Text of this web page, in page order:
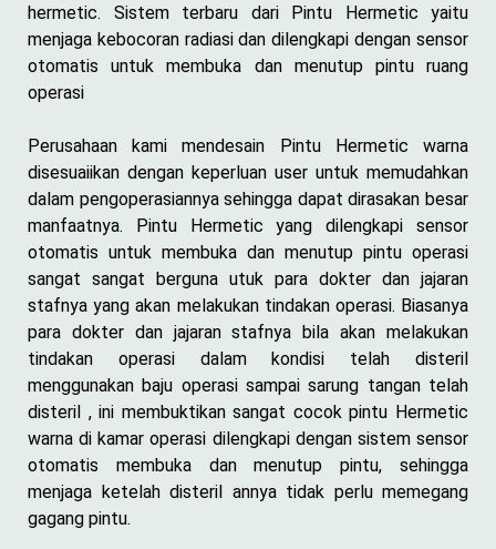
hermetic. Sistem terbaru dari Pintu Hermetic yaitu
menjaga kebocoran radiasi dan dilengkapi dengan sensor
otomatis untuk membuka dan menutup pintu ruang
operasi
Perusahaan kami mendesain Pintu Hermetic warna
disesuaiikan dengan keperluan user untuk memudahkan
dalam pengoperasiannya sehingga dapat dirasakan besar
manfaatnya. Pintu Hermetic yang dilengkapi sensor
otomatis untuk membuka dan menutup pintu operasi
sangat sangat berguna utuk para dokter dan jajaran
stafnya yang akan melakukan tindakan operasi. Biasanya
para dokter dan jajaran stafnya bila akan melakukan
tindakan operasi dalam kondisi telah disteril
menggunakan baju operasi sampai sarung tangan telah
disteril , ini membuktikan sangat cocok pintu Hermetic
warna di kamar operasi dilengkapi dengan sistem sensor
otomatis membuka dan menutup pintu, sehingga
menjaga ketelah disteril annya tidak perlu memegang
gagang pintu.